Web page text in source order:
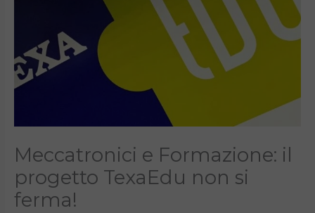
Meccatronici e Formazione: il
progetto TexaEdu non si
ferma!